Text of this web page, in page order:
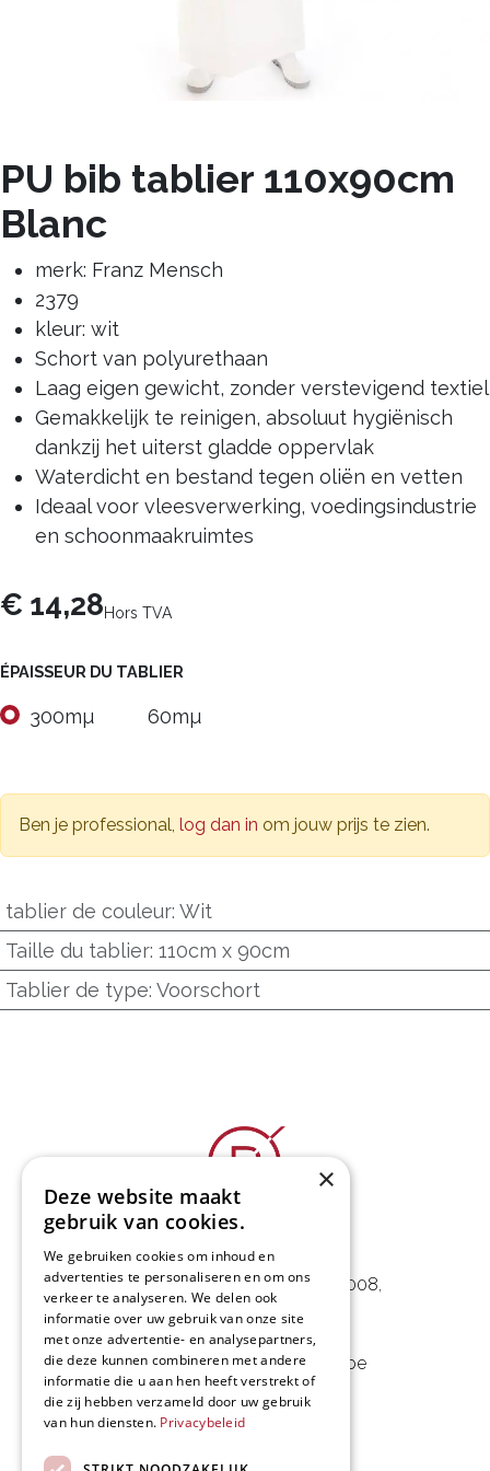
PU bib tablier 110x90cm
Blanc
merk: Franz Mensch
2379
kleur: wit
Schort van polyurethaan
Laag eigen gewicht, zonder verstevigend textiel
Gemakkelijk te reinigen, absoluut hygiënisch
dankzij het uiterst gladde oppervlak
Waterdicht en bestand tegen oliën en vetten
Ideaal voor vleesverwerking, voedingsindustrie
en schoonmaakruimtes
€ 14,28Hors TVA
ÉPAISSEUR DU TABLIER
300mµ 60mµ
Ben je professional, log dan in om jouw prijs te zien.
tablier de couleur: Wit
Taille du tablier: 110cm x 90cm
Tablier de type: Voorschort
L&D Foodpartner BV
Noorwegenstraat 29D, Haven 8008,
9940 Evergem, BE
09 253 49 57-mail@delmo.be
BE 0768.656.308
×
Deze website maakt
gebruik van cookies.
We gebruiken cookies om inhoud en
advertenties te personaliseren en om ons
verkeer te analyseren. We delen ook
informatie over uw gebruik van onze site
met onze advertentie- en analysepartners,
die deze kunnen combineren met andere
informatie die u aan hen heeft verstrekt of
die zij hebben verzameld door uw gebruik
van hun diensten. Privacybeleid